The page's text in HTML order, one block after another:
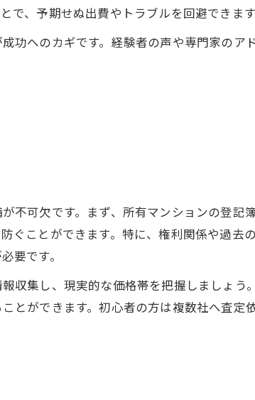
、予期せぬ出費やトラブルを回避できます
功へのカギです。経験者の声や専門家のア
不可欠です。まず、所有マンションの登記
ぐことができます。特に、権利関係や過去
要です。
収集し、現実的な価格帯を把握しましょう
とができます。初心者の方は複数社へ査定